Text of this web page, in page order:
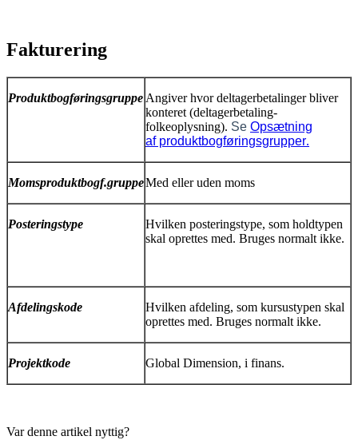
Fakturering
Produktbogføringsgruppe Angiver hvor deltagerbetalinger bliver
konteret (deltagerbetaling-
folkeoplysning). Se Opsætning
af produktbogføringsgrupper.
Momsproduktbogf.gruppeMed eller uden moms
Posteringstype
Hvilken posteringstype, som holdtypen
skal oprettes med. Bruges normalt ikke.
Afdelingskode
Hvilken afdeling, som kursustypen skal
oprettes med. Bruges normalt ikke.
Projektkode Global Dimension, i finans.
Var denne artikel nyttig?